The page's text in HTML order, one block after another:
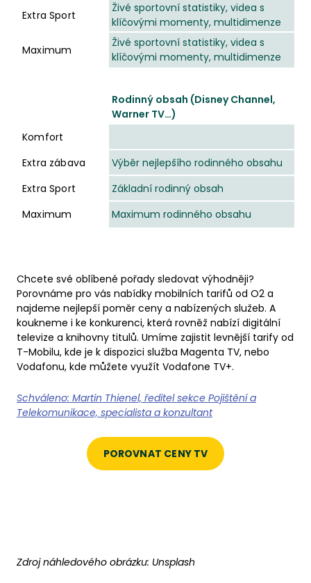
Extra Sport
Živé sportovní statistiky, videa s
klíčovými momenty, multidimenze
Maximum
Živé sportovní statistiky, videa s
klíčovými momenty, multidimenze
Rodinný obsah (Disney Channel,
Warner TV…)
Komfort
Extra zábava
Výběr nejlepšího rodinného obsahu
Extra Sport
Základní rodinný obsah
Maximum
Maximum rodinného obsahu
Chcete své oblíbené pořady sledovat výhodněji?
Porovnáme pro vás nabídky mobilních tarifů od O2 a
najdeme nejlepší poměr ceny a nabízených služeb. A
koukneme i ke konkurenci, která rovněž nabízí digitální
televize a knihovny titulů. Umíme zajistit levnější tarify od
T-Mobilu, kde je k dispozici služba Magenta TV, nebo
Vodafonu, kde můžete využít Vodafone TV+.
Schváleno: Martin Thienel, ředitel sekce Pojištění a
Telekomunikace, specialista a konzultant
POROVNAT CENY TV
Zdroj náhledového obrázku: Unsplash